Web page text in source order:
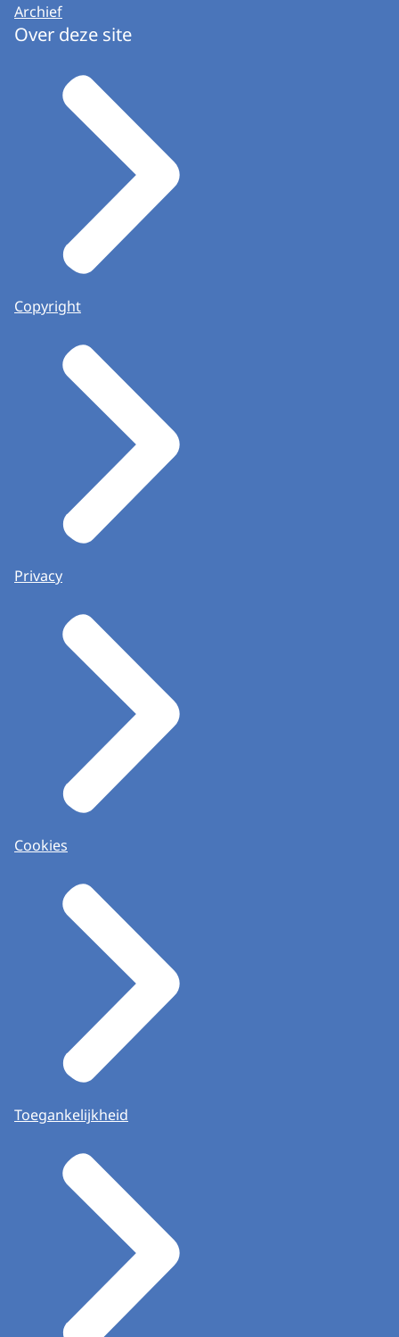
Archief
Over deze site
Copyright
Privacy
Cookies
Toegankelijkheid